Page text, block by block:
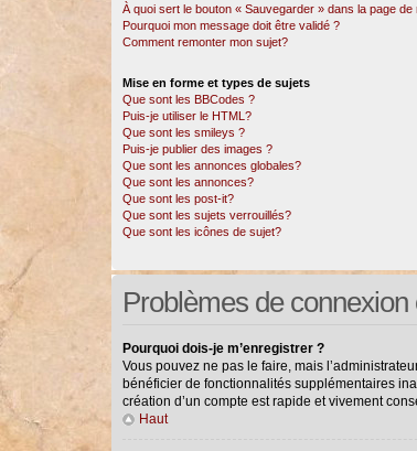
À quoi sert le bouton « Sauvegarder » dans la page
Pourquoi mon message doit être validé ?
Comment remonter mon sujet?
Mise en forme et types de sujets
Que sont les BBCodes ?
Puis-je utiliser le HTML?
Que sont les smileys ?
Puis-je publier des images ?
Que sont les annonces globales?
Que sont les annonces?
Que sont les post-it?
Que sont les sujets verrouillés?
Que sont les icônes de sujet?
Problèmes de connexion
Pourquoi dois-je m’enregistrer ?
Vous pouvez ne pas le faire, mais
bénéficier de fonctionnalités supplémentaires
création d’un compte est rapide et vivement
Haut